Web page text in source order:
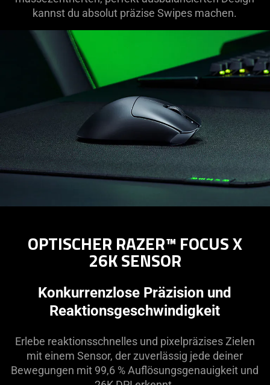
kannst du absolut präzise Swipes machen.
OPTISCHER RAZER™ FOCUS X
26K SENSOR
Konkurrenzlose Präzision und
Reaktionsgeschwindigkeit
Erlebe reaktionsschnelles und pixelpräzises Zielen
mit einem Sensor, der zuverlässig jede deiner
Bewegungen mit 99,6 % Auflösungsgenauigkeit und